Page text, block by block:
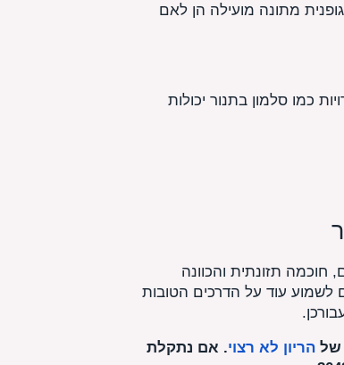
מתונה מועילה הן לאם
כמו סלמון בתנור יכולות
תזונתית והכוונה
לשמוע עוד על הדרכים הטובות
של הריון לא רצוי. אם נתקלת